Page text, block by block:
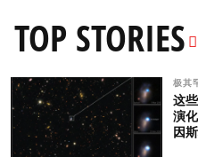
TOP STORIES
极其
这
演
因